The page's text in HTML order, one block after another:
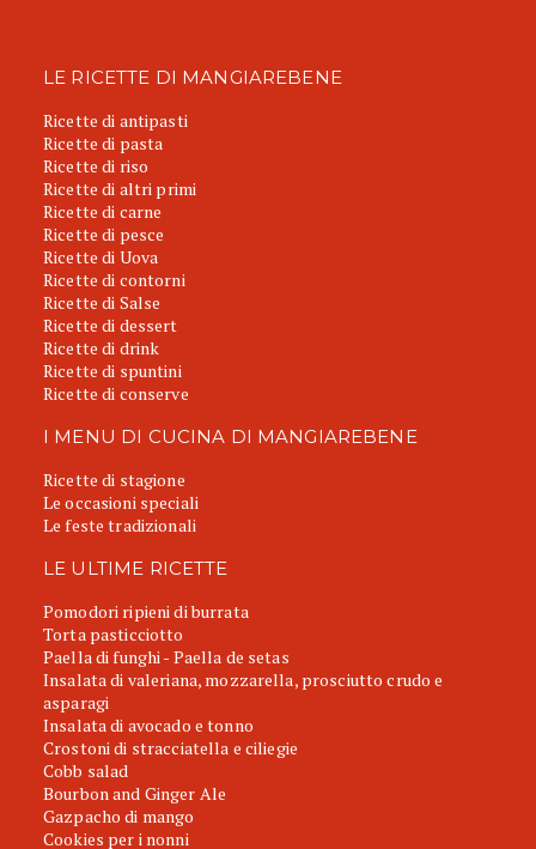
LE RICETTE DI MANGIAREBENE
Ricette di antipasti
Ricette di pasta
Ricette di riso
Ricette di altri primi
Ricette di carne
Ricette di pesce
Ricette di Uova
Ricette di contorni
Ricette di Salse
Ricette di dessert
Ricette di drink
Ricette di spuntini
Ricette di conserve
I MENU DI CUCINA DI MANGIAREBENE
Ricette di stagione
Le occasioni speciali
Le feste tradizionali
LE ULTIME RICETTE
Pomodori ripieni di burrata
Torta pasticciotto
Paella di funghi - Paella de setas
Insalata di valeriana, mozzarella, prosciutto crudo e
asparagi
Insalata di avocado e tonno
Crostoni di stracciatella e ciliegie
Cobb salad
Bourbon and Ginger Ale
Gazpacho di mango
Cookies per i nonni